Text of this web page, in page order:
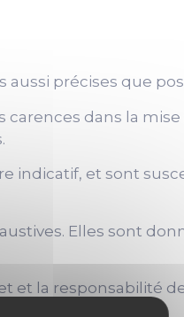
aussi précises que
dans la mise
indicatif, et sont
Elles sont
et la responsabilité